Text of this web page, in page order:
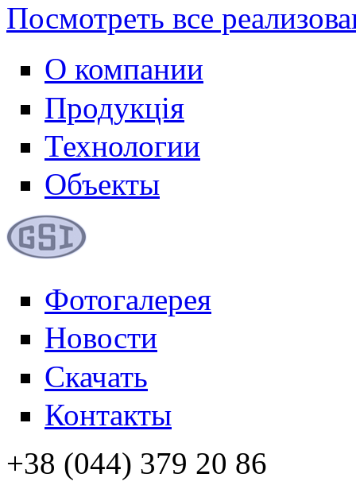
Посмотреть все
О компании
Продукція
Технологии
Объекты
Фотогалерея
Новости
Скачать
Контакты
+38 (044) 379 20 86